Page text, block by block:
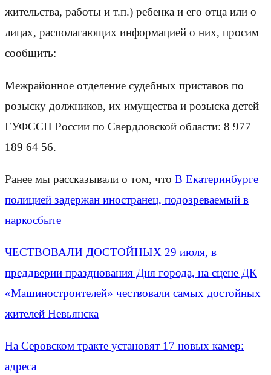
жительства, работы и т.п.) ребенка и его отца или о
лицах, располагающих информацией о них, просим
сообщить:
Межрайонное отделение судебных приставов по
розыску должников, их имущества и розыска детей
ГУФССП России по Свердловской области: 8 977
189 64 56.
Ранее мы рассказывали о том, что В Екатеринбурге
полицией задержан иностранец, подозреваемый в
наркосбыте
ЧЕСТВОВАЛИ ДОСТОЙНЫХ 29 июля, в
преддверии празднования Дня города, на сцене ДК
«Машиностроителей» чествовали самых достойных
жителей Невьянска
На Серовском тракте установят 17 новых камер:
адреса